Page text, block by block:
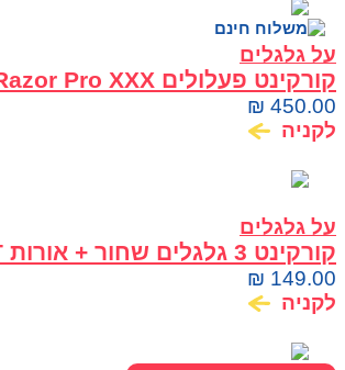
על גלגלים
לפריסטייל וסקייטפארק
₪ 450.00
לקניה
על גלגלים
קורקינט 3 גלגלים שחור + אורות Cool GRFFIT
₪ 149.00
לקניה